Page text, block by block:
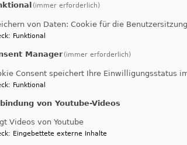
2023 der GKKE
In ihrem aktuellen
GKKE den signifikanten
Drittländer und fordert die
(immer erforderlich)
von Daten: Cookie für die Benutzersitzung
: Funktional
Manager (immer erforderlich)
Consent speichert Ihre Einwilligungsstatus
: Funktional
von Youtube-Videos
Videos von Youtube
: Eingebettete externe Inhalte